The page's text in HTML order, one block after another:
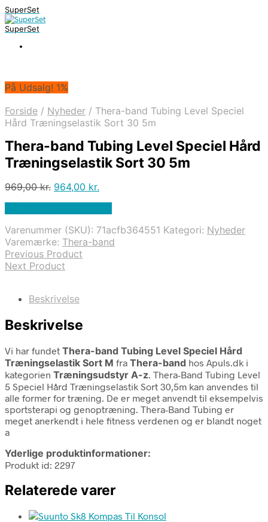
SuperSet
SuperSet
På Udsalg! 1%
Forside / Nyheder / Thera-band Tubing Level Speciel
Hård Træningselastik Sort 30 5m
Thera-band Tubing Level Speciel Hård
Træningselastik Sort 30 5m
969,00kr. Den
969,00 kr..
964,00 kr.
964,00 kr..
Varenummer (SKU): 71acfb364551 Kategori: Nyheder
Varemærke: Thera-band
Previous Product
Next Product
Beskrivelse
Beskrivelse
Vi har fundet Thera-band Tubing Level Speciel Hård
Træningselastik Sort M fra Thera-band hos Apuls.dk i
kategorien Træningsudstyr A-z. Thera-Band Tubing Level
5 Speciel Hård Træningselastik Sort 30,5m kan anvendes til
alle former for træning. De er meget anvendt til eksempelvis
sportsterapi og genoptræning. Thera-Band Tubing er
meget anerkendt i hele fitness verdenen og er blandt noget
a
Yderlige produktinformationer:
Produkt id: 2297
Relaterede varer